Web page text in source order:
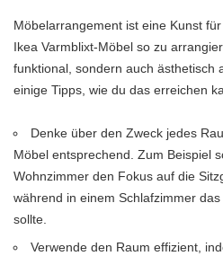
Möbelarrangement ist eine Kunst
Ikea Varmblixt-Möbel so zu
funktional, sondern auch ästhetisch
einige Tipps, wie du das erreichen
Denke über den Zweck jedes
Möbel entsprechend. Zum Beispiel
Wohnzimmer den Fokus auf die
während in einem Schlafzimmer
sollte.
Verwende den Raum effizient,